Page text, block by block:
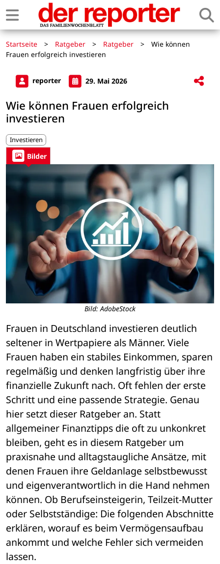
Startseite > Ratgeber > Ratgeber >
Wie können
Frauen erfolgreich investieren
reporter 29. Mai 2026
Wie können Frauen erfolgreich
investieren
Investieren
Bilder
Bild: AdobeStock
Frauen in Deutschland investieren deutlich
seltener in Wertpapiere als Männer. Viele
Frauen haben ein stabiles Einkommen, sparen
regelmäßig und denken langfristig über ihre
finanzielle Zukunft nach. Oft fehlen der erste
Schritt und eine passende Strategie. Genau
hier setzt dieser Ratgeber an. Statt
allgemeiner Finanztipps die oft zu unkonkret
bleiben, geht es in diesem Ratgeber um
praxisnahe und alltagstaugliche Ansätze, mit
denen Frauen ihre Geldanlage selbstbewusst
und eigenverantwortlich in die Hand nehmen
können. Ob Berufseinsteigerin, Teilzeit-Mutter
oder Selbstständige: Die folgenden Abschnitte
erklären, worauf es beim Vermögensaufbau
ankommt und welche Fehler sich vermeiden
lassen.